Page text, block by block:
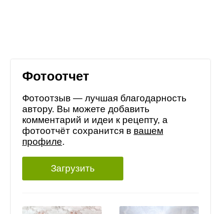
Фотоотчет
Фотоотзыв — лучшая благодарность
автору. Вы можете добавить
комментарий и идеи к рецепту, а
фотоотчёт сохранится в вашем
профиле.
Загрузить